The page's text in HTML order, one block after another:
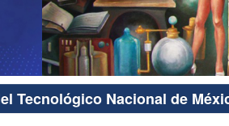
Tecnológico Nacional de